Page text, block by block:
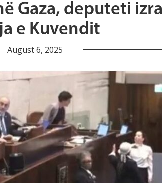
Gaza, deputeti
e Kuvendit
August 6, 2025